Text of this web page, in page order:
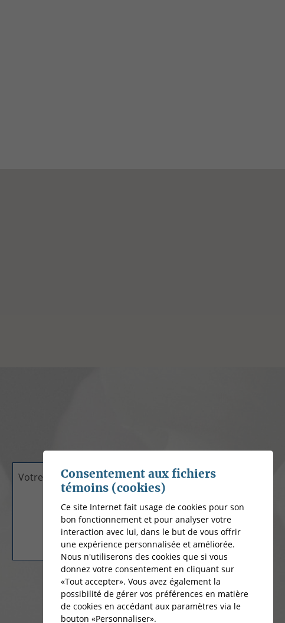
Votre message
Envoyer
Consentement aux fichiers
témoins (cookies)
Ce site Internet fait usage de cookies pour son
bon fonctionnement et pour analyser votre
interaction avec lui, dans le but de vous offrir
une expérience personnalisée et améliorée.
Nous n'utiliserons des cookies que si vous
donnez votre consentement en cliquant sur
«Tout accepter». Vous avez également la
possibilité de gérer vos préférences en matière
de cookies en accédant aux paramètres via le
bouton «Personnaliser».